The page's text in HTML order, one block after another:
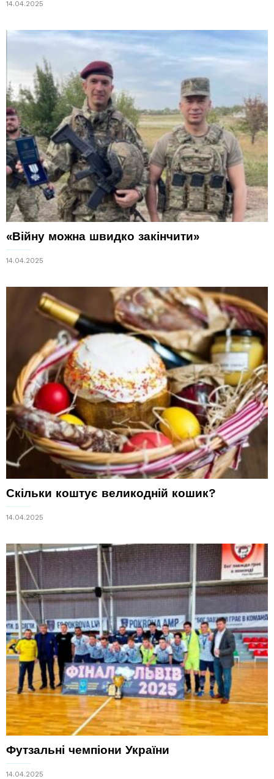
14.04.2025
«Війну можна швидко закінчити»
14.04.2025
Скільки коштує великодній кошик?
14.04.2025
Футзальні чемпіони України
14.04.2025